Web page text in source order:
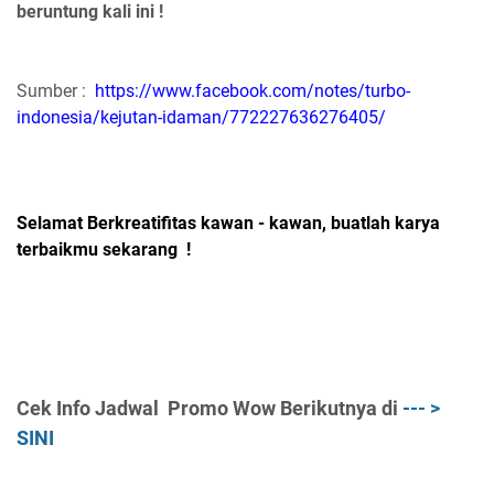
beruntung kali ini !
Sumber : https://www.facebook.com/notes/turbo-
indonesia/kejutan-idaman/772227636276405/
Selamat Berkreatifitas kawan - kawan, buatlah karya
terbaikmu sekarang !
Cek Info Jadwal Promo Wow Berikutnya di --- >
SINI